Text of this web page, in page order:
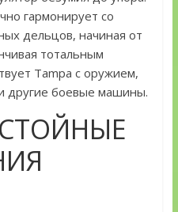
гармонирует со
дельцов, начиная от
тотальным
Tampa с оружием,
другие боевые машины.